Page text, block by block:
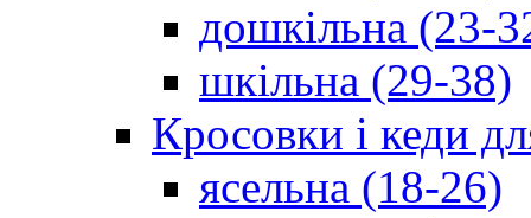
дошкільна (23-
шкільна (29-38)
Кросовки і кеди
ясельна (18-26)